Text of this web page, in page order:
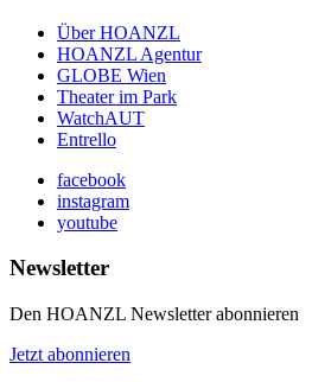
Über HOANZL
HOANZL Agentur
GLOBE Wien
Theater im Park
WatchAUT
Entrello
facebook
instagram
youtube
Newsletter
Den HOANZL Newsletter abonnieren
Jetzt abonnieren